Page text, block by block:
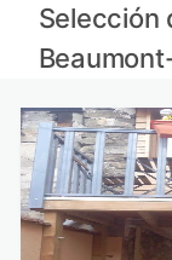
Selección